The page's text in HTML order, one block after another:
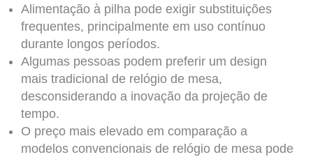
Alimentação à pilha pode exigir substituições
frequentes, principalmente em uso contínuo
durante longos períodos.
Algumas pessoas podem preferir um design
mais tradicional de relógio de mesa,
desconsiderando a inovação da projeção de
tempo.
O preço mais elevado em comparação a
modelos convencionais de relógio de mesa pode